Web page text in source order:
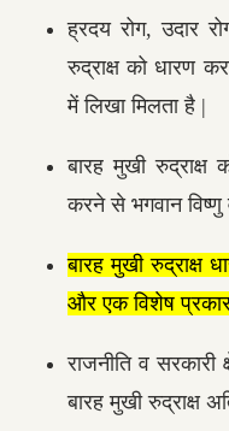
ह्रदय रोग, उदार
रुद्राक्ष को धारण
में लिखा मिलता है |
बारह मुखी
करने से भगवान विष्णु
बारह मुखी
और एक विशेष प्रकार
राजनीति व
बारह मुखी रुद्राक्ष